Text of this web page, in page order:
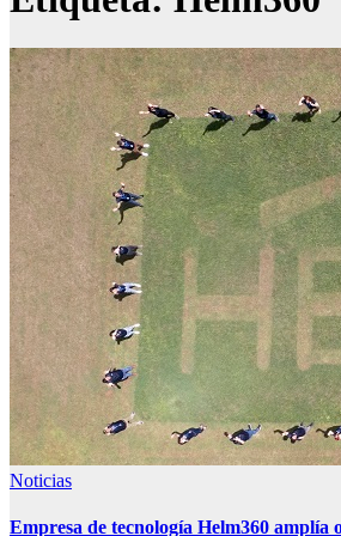
Noticias
Empresa de tecnología Helm360 amplía